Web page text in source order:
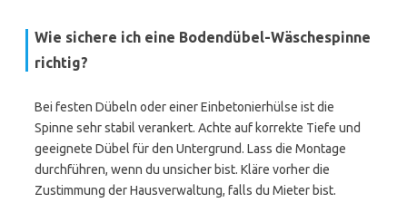
Wie sichere ich eine Bodendübel-Wäschespinne
richtig?
Bei festen Dübeln oder einer Einbetonierhülse ist die
Spinne sehr stabil verankert. Achte auf korrekte Tiefe und
geeignete Dübel für den Untergrund. Lass die Montage
durchführen, wenn du unsicher bist. Kläre vorher die
Zustimmung der Hausverwaltung, falls du Mieter bist.